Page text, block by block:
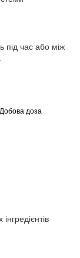
під час або між
Добова доза